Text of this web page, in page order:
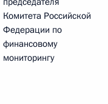
Комитета Российской
Федерации по
финансовому
мониторингу